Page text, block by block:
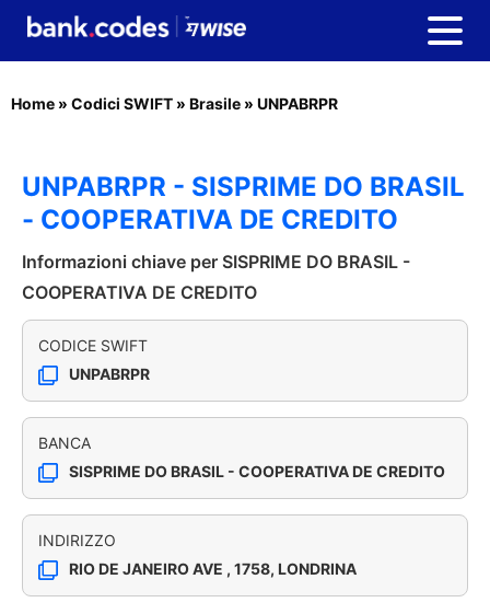
Home » Codici SWIFT » Brasile » UNPABRPR
UNPABRPR - SISPRIME DO BRASIL
- COOPERATIVA DE CREDITO
Informazioni chiave per SISPRIME DO BRASIL -
COOPERATIVA DE CREDITO
CODICE SWIFT
UNPABRPR
BANCA
SISPRIME DO BRASIL - COOPERATIVA DE CREDITO
INDIRIZZO
RIO DE JANEIRO AVE , 1758, LONDRINA